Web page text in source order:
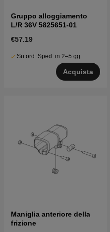
Gruppo alloggiamento
L/R 36V 5825651-01
€57.19
Su ord. Sped. in 2–5 gg
Acquista
Maniglia anteriore della
frizione